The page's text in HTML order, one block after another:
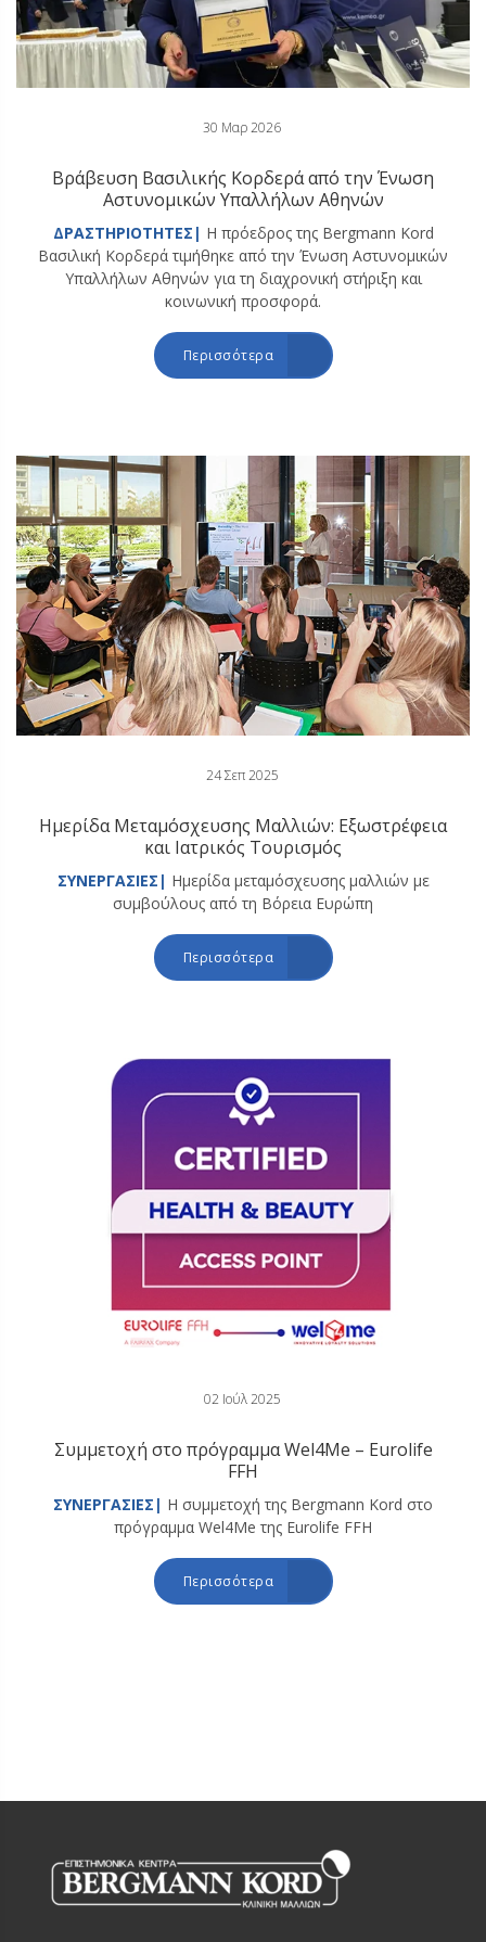
30 Μαρ 2026
Βράβευση Βασιλικής Κορδερά από την Ένωση
Αστυνομικών Υπαλλήλων Αθηνών
ΔΡΑΣΤΗΡΙΟΤΗΤΕΣ| Η πρόεδρος της Bergmann Kord
Βασιλική Κορδερά τιμήθηκε από την Ένωση Αστυνομικών
Υπαλλήλων Αθηνών για τη διαχρονική στήριξη και
κοινωνική προσφορά.
Περισσότερα
24 Σεπ 2025
Ημερίδα Μεταμόσχευσης Μαλλιών: Εξωστρέφεια
και Ιατρικός Τουρισμός
ΣΥΝΕΡΓΑΣΙΕΣ| Ημερίδα μεταμόσχευσης μαλλιών με
συμβούλους από τη Βόρεια Ευρώπη
Περισσότερα
02 Ιούλ 2025
Συμμετοχή στο πρόγραμμα Wel4Me – Eurolife
FFH
ΣΥΝΕΡΓΑΣΙΕΣ| Η συμμετοχή της Bergmann Kord στο
πρόγραμμα Wel4Me της Eurolife FFH
Περισσότερα